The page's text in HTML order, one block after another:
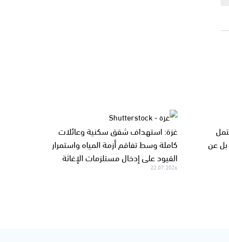
بل عن
غزة: استهداف شقق سكنية وعائلات
كاملة وسط تفاقم أزمة المياه واستمرار
القيود على إدخال مستلزمات الإغاثة
22.07.2026